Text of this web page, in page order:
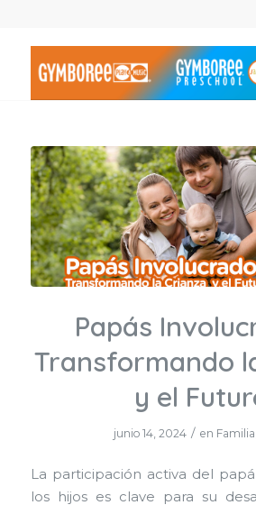
Papás
Transformando
y el
junio 14, 2024 / en Familia
La participación activa del
los hijos es clave para su